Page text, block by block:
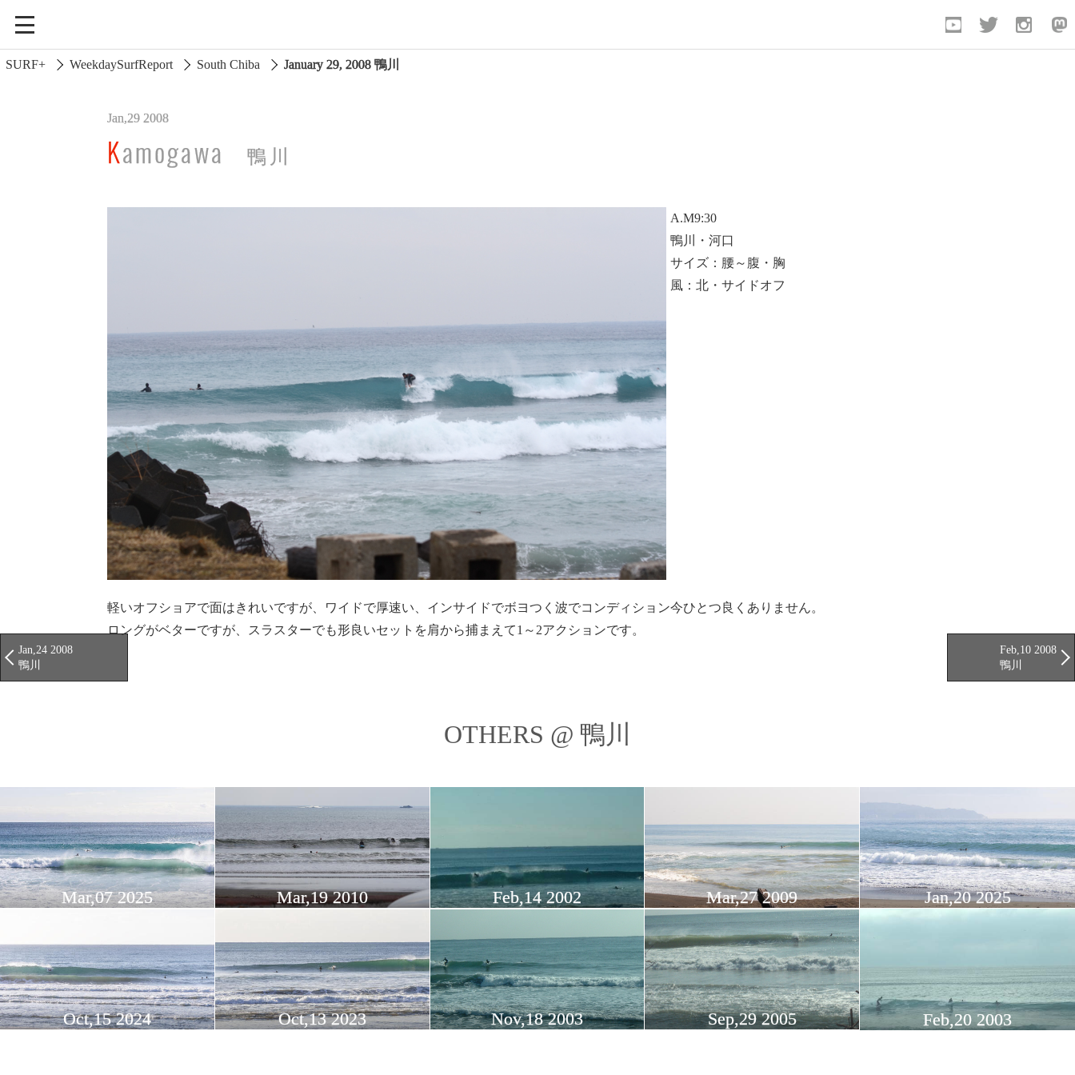
South Ibaraki
North Chiba
South Chiba
SURF+ WeekdaySurfReport South Chiba January 29, 2008 鴨川
Jan,29 2008
Kamogawa 鴨川
A.M9:30
鴨川・河口
サイズ：腰～腹・胸
風：北・サイドオフ
軽いオフショアで面はきれいですが、ワイドで厚速い、インサイドでボヨつく波でコンディション今ひとつ良くありません。
ロングがベターですが、スラスターでも形良いセットを肩から捕まえて1～2アクションです。
OTHERS @ 鴨川
Mar,07 2025 Mar,19 2010 Feb,14 2002 Mar,27 2009 Jan,20 2025
Oct,15 2024 Oct,13 2023 Nov,18 2003 Sep,29 2005 Feb,20 2003
Jan,24 2008
鴨川
Feb,10 2008
鴨川